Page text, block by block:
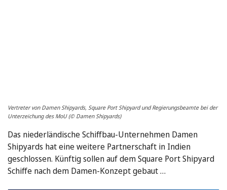
Vertreter von Damen Shipyards, Square Port Shipyard und Regierungsbeamte bei der
Unterzeichung des MoU (© Damen Shipyards)
Das niederländische Schiffbau-Unternehmen Damen
Shipyards hat eine weitere Partnerschaft in Indien
geschlossen. Künftig sollen auf dem Square Port Shipyard
Schiffe nach dem Damen-Konzept gebaut …